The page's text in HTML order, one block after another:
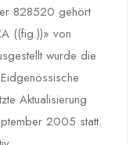
828520 gehört
((fig.))» von
wurde die
Aktualisierung
2005 statt.